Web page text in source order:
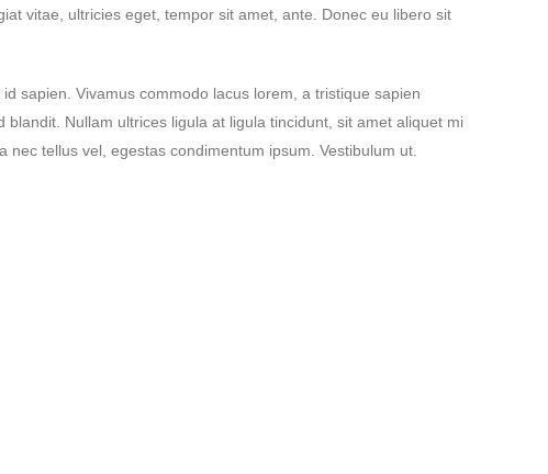
vitae, ultricies eget, tempor sit amet, ante. Donec eu libero sit
sapien. Vivamus commodo lacus lorem, a tristique sapien
Nullam ultrices ligula at ligula tincidunt, sit amet aliquet mi
tellus vel, egestas condimentum ipsum. Vestibulum ut.